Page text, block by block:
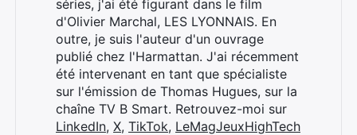
séries, j'ai été figurant dans le film
d'Olivier Marchal, LES LYONNAIS. En
outre, je suis l'auteur d'un ouvrage
publié chez l'Harmattan. J'ai récemment
été intervenant en tant que spécialiste
sur l'émission de Thomas Hugues, sur la
chaîne TV B Smart. Retrouvez-moi sur
LinkedIn, X, TikTok, LeMagJeuxHighTech
Rechercher
: